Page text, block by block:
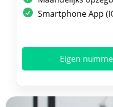
Smartphone App
Eigen